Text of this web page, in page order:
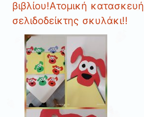
βιβλίου!Ατομική κατασκευή
σελιδοδείκτης σκυλάκι!!